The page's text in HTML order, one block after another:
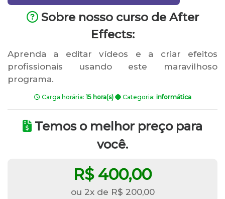
Sobre nosso curso de After
Effects:
Aprenda a editar vídeos e a criar efeitos
profissionais usando este maravilhoso
programa.
Carga horária: 15 hora(s) Categoria: informática
Temos o melhor preço para
você.
R$ 400,00
ou 2x de R$ 200,00